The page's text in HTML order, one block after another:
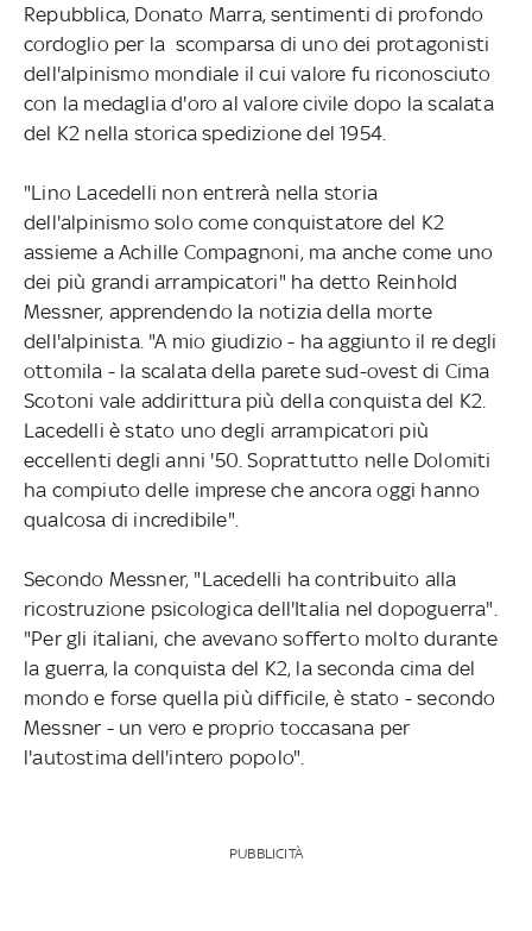
Repubblica, Donato Marra, sentimenti di profondo
cordoglio per la scomparsa di uno dei protagonisti
dell'alpinismo mondiale il cui valore fu riconosciuto
con la medaglia d'oro al valore civile dopo la scalata
del K2 nella storica spedizione del 1954.
"Lino Lacedelli non entrerà nella storia
dell'alpinismo solo come conquistatore del K2
assieme a Achille Compagnoni, ma anche come uno
dei più grandi arrampicatori" ha detto Reinhold
Messner, apprendendo la notizia della morte
dell'alpinista. "A mio giudizio - ha aggiunto il re degli
ottomila - la scalata della parete sud-ovest di Cima
Scotoni vale addirittura più della conquista del K2.
Lacedelli è stato uno degli arrampicatori più
eccellenti degli anni '50. Soprattutto nelle Dolomiti
ha compiuto delle imprese che ancora oggi hanno
qualcosa di incredibile".
Secondo Messner, "Lacedelli ha contribuito alla
ricostruzione psicologica dell'Italia nel dopoguerra".
"Per gli italiani, che avevano sofferto molto durante
la guerra, la conquista del K2, la seconda cima del
mondo e forse quella più difficile, è stato - secondo
Messner - un vero e proprio toccasana per
l'autostima dell'intero popolo".
PUBBLICITÀ